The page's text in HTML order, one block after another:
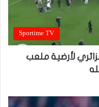
Sportime TV
لأرضية ملعب